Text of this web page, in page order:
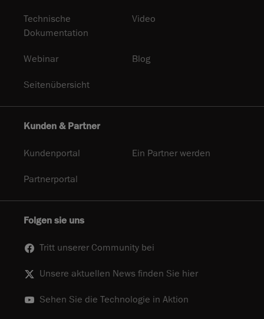
Technische
Dokumentation
Video
Webinar Blog
Seitenübersicht
Kunden & Partner
Kundenportal Ein Partner werden
Partnerportal
Folgen sie uns
Tritt unserer Community bei
Unsere aktuellen News finden Sie hier
Sehen Sie die Technologie in Aktion